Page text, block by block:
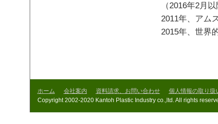
（2016年2月
2011年、アム
2015年、世界
ホーム 会社案内 資料請求、お問い合わせ
個人情報の取り扱
Copyright 2002-2020 Kantoh Plastic Industry co.,ltd. All rights